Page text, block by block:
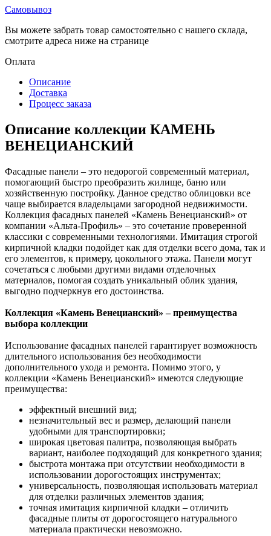
Самовывоз
Вы можете забрать товар самостоятельно с нашего склада,
смотрите адреса ниже на странице
Оплата
Описание
Доставка
Процесс заказа
Описание коллекции КАМЕНЬ
ВЕНЕЦИАНСКИЙ
Фасадные панели – это недорогой современный материал,
помогающий быстро преобразить жилище, баню или
хозяйственную постройку. Данное средство облицовки все
чаще выбирается владельцами загородной недвижимости.
Коллекция фасадных панелей «Камень Венецианский» от
компании «Альта-Профиль» – это сочетание проверенной
классики с современными технологиями. Имитация строгой
кирпичной кладки подойдет как для отделки всего дома, так и
его элементов, к примеру, цокольного этажа. Панели могут
сочетаться с любыми другими видами отделочных
материалов, помогая создать уникальный облик здания,
выгодно подчеркнув его достоинства.
Коллекция «Камень Венецианский» – преимущества
выбора коллекции
Использование фасадных панелей гарантирует возможность
длительного использования без необходимости
дополнительного ухода и ремонта. Помимо этого, у
коллекции «Камень Венецианский» имеются следующие
преимущества:
эффектный внешний вид;
незначительный вес и размер, делающий панели
удобными для транспортировки;
широкая цветовая палитра, позволяющая выбрать
вариант, наиболее подходящий для конкретного здания;
быстрота монтажа при отсутствии необходимости в
использовании дорогостоящих инструментах;
универсальность, позволяющая использовать материал
для отделки различных элементов здания;
точная имитация кирпичной кладки – отличить
фасадные плиты от дорогостоящего натурального
материала практически невозможно.